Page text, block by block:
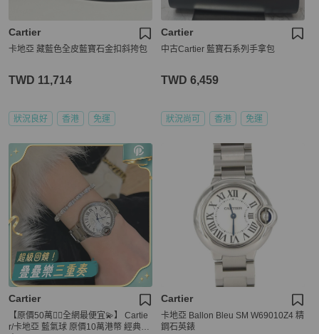
Cartier
卡地亞 藏藍色全皮藍寶石金扣斜挎包
TWD 11,714
狀況良好 香港 免運
Cartier
中古Cartier 藍寶石系列手拿包
TWD 6,459
狀況尚可 香港 免運
Cartier
【原價50萬👍🏻全網最便宜💫】 Cartie
r/卡地亞 藍氣球 原價10萬港幣 經典鑽
Cartier
卡地亞 Ballon Bleu SM W69010Z4 精
鋼石英錶